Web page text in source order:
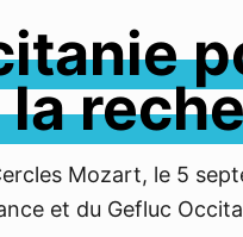
Mozart, le 5
et du Gefluc